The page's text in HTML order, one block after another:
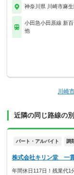
神奈川県 川崎市麻生
小田急小田原線 新
他
川崎
近隣の同じ路線の
パート・アルバイト 調
株式会社キリン堂 一
年間休日117日！残業代1